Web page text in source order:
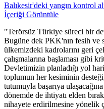
Balıkesir'deki yangın kontrol
İçeriği Görüntüle
"Terörsüz Türkiye süreci bir
Bugüne dek PKK'nın fesih ve
ülkemizdeki kadrolarını geri
çalışmalarına başlaması gibi
Devletimizin planladığı yol
toplumun her kesiminin
tutumuyla başarıya
dönemde de ihtiyatı elden
nihayete erdirilmesine yönelik